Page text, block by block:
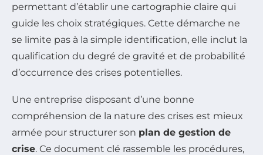
permettant d’établir une cartographie claire qui
guide les choix stratégiques. Cette démarche ne
se limite pas à la simple identification, elle inclut la
qualification du degré de gravité et de probabilité
d’occurrence des crises potentielles.
Une entreprise disposant d’une bonne
compréhension de la nature des crises est mieux
armée pour structurer son plan de gestion de
crise. Ce document clé rassemble les procédures,